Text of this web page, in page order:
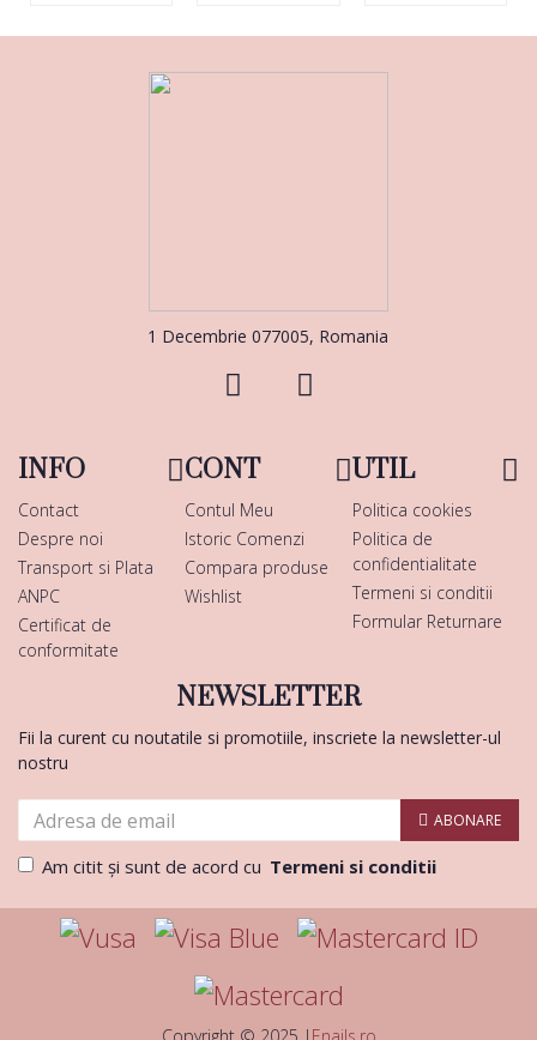
1 Decembrie 077005, Romania
INFO
Contact
Despre noi
Transport si Plata
ANPC
Certificat de
conformitate
CONT
Contul Meu
Istoric Comenzi
Compara produse
Wishlist
UTIL
Politica cookies
Politica de
confidentialitate
Termeni si conditii
Formular Returnare
NEWSLETTER
Fii la curent cu noutatile si promotiile, inscriete la newsletter-ul
nostru
ABONARE
Am citit şi sunt de acord cu Termeni si conditii